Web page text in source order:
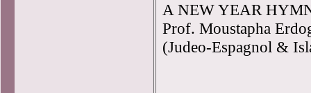
A NEW YEAR
Prof. Moustapha
(Judeo-Espagnol &